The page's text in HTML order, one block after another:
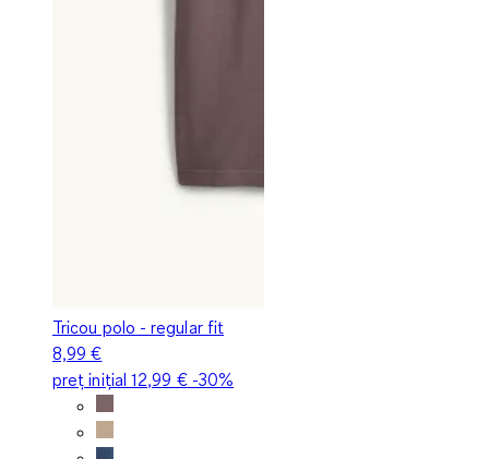
Tricou polo - regular fit
8,99 €
preț inițial12,99 €-30%